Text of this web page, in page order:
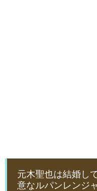
元木聖也は結婚し
意なルパンレンジ